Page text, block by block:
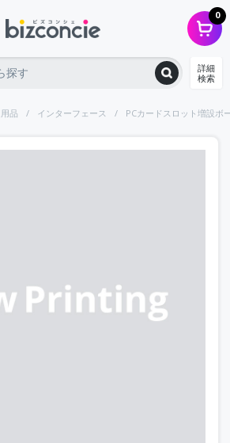
0
詳細
検索
品 インターフェース PCカードスロット増設ボ